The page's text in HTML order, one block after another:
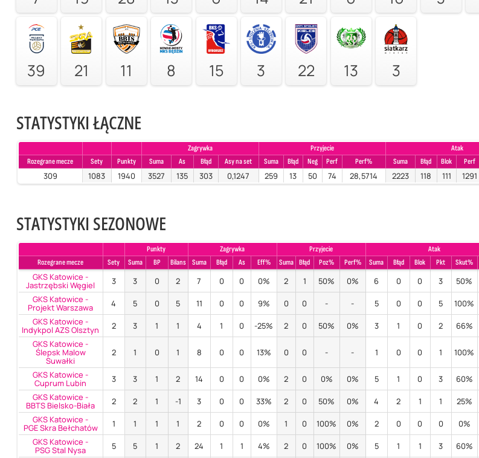
39 21 11 8 15 3 22 13 3
STATYSTYKI ŁĄCZNE
Zagrywka Przyjecie Atak
Rozegrane mecze
Sety Punkty Suma As Błąd Asy na set Suma Błąd Neg Perf Perf% Suma Błąd Blok Perf
309 1083 1940 3527 135 303 0,1247 259 13 50 74 28,5714 2223 118 111 1291
STATYSTYKI SEZONOWE
Punkty Zagrywka Przyjecie Atak
Rozegrane mecze
Sety Suma BP Bilans Suma Błąd As Eff% Suma Błąd Poz% Perf% Suma Błąd Blok Pkt Skut%
GKS Katowice -
Jastrzębski Węgiel 3 3 0 2 7 0 0 0% 2 1 50% 0% 6 0 0 3 50%
GKS Katowice -
Projekt Warszawa 4 5 0 5 11 0 0 9% 0 0 - - 5 0 0 5 100%
GKS Katowice -
Indykpol AZS Olsztyn 2 3 1 1 4 1 0 -25% 2 0 50% 0% 3 1 0 2 66%
GKS Katowice -
Ślepsk Malow
Suwałki
2 1 0 1 8 0 0 13% 0 0 - - 1 0 0 1 100%
GKS Katowice -
Cuprum Lubin 3 3 1 2 14 0 0 0% 2 0 0% 0% 5 1 0 3 60%
GKS Katowice -
BBTS Bielsko-Biała 2 2 1 -1 3 0 0 33% 2 0 50% 0% 4 2 1 1 25%
GKS Katowice -
PGE Skra Bełchatów 1 1 1 1 2 0 0 0% 1 0 100% 0% 2 0 0 0 0%
GKS Katowice -
PSG Stal Nysa 5 5 1 2 24 1 1 4% 2 0 100% 0% 5 1 1 3 60%